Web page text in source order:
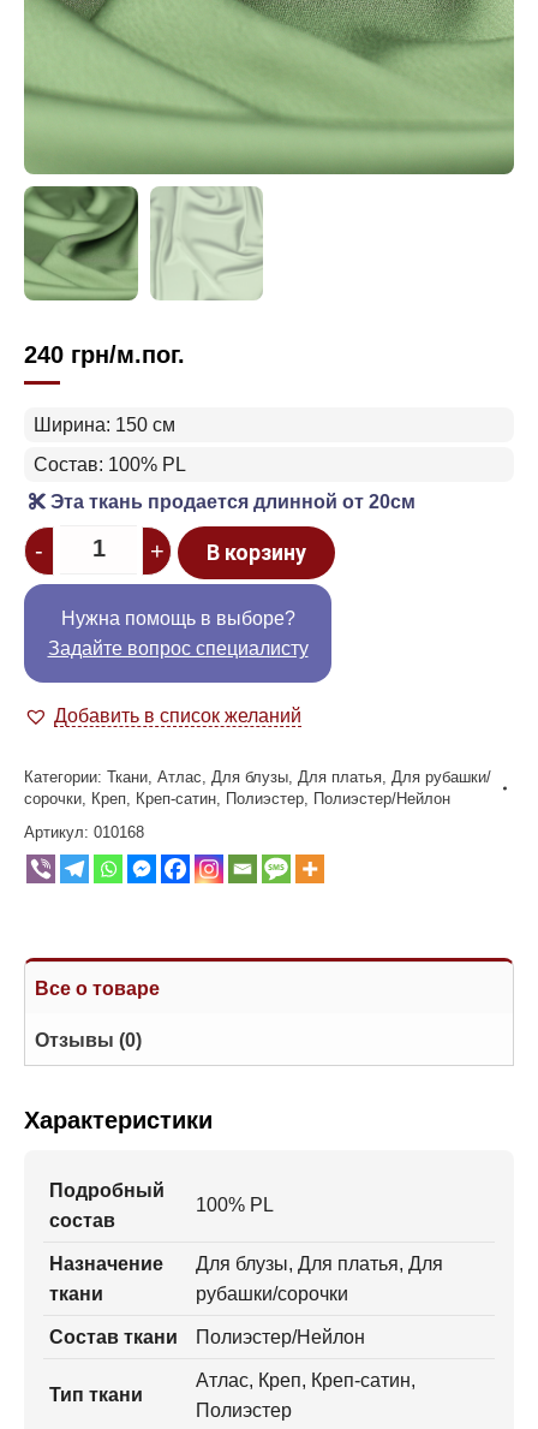
240 грн/м.пог.
Ширина: 150 см
Состав: 100% PL
Эта ткань продается длинной от 20см
Quantity
- + В корзину
Нужна помощь в выборе?
Задайте вопрос специалисту
Добавить в список желаний
Категории: Ткани Атлас Для блузы Для платья Для рубашки/
сорочки Креп Креп-сатин Полиэстер Полиэстер/Нейлон
Артикул: 010168
Все о товаре
Отзывы (0)
Характеристики
Подробный
состав
100% PL
Назначение
ткани
Для блузы, Для платья, Для
рубашки/сорочки
Состав ткани Полиэстер/Нейлон
Тип ткани
Атлас, Креп, Креп-сатин,
Полиэстер